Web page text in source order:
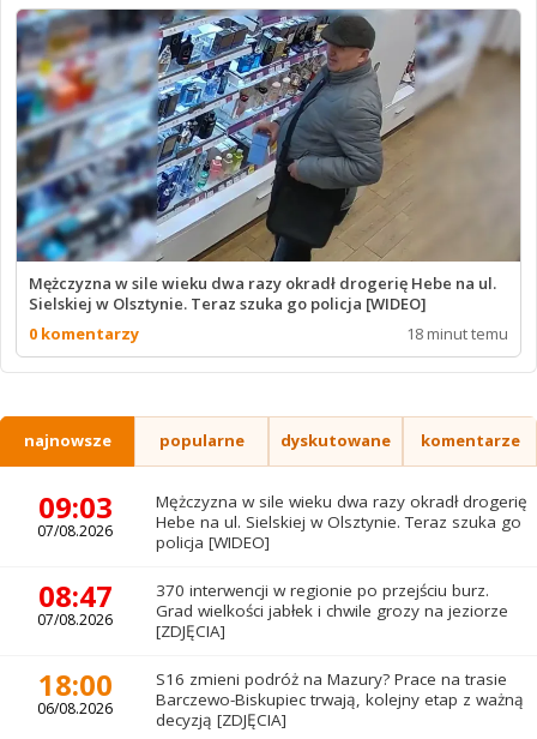
Mężczyzna w sile wieku dwa razy okradł drogerię Hebe na ul.
Sielskiej w Olsztynie. Teraz szuka go policja [WIDEO]
0 komentarzy
18 minut temu
najnowsze popularne dyskutowane komentarze
09:03
07/08.2026
Mężczyzna w sile wieku dwa razy okradł drogerię
Hebe na ul. Sielskiej w Olsztynie. Teraz szuka go
policja [WIDEO]
08:47
07/08.2026
370 interwencji w regionie po przejściu burz.
Grad wielkości jabłek i chwile grozy na jeziorze
[ZDJĘCIA]
18:00
06/08.2026
S16 zmieni podróż na Mazury? Prace na trasie
Barczewo-Biskupiec trwają, kolejny etap z ważną
decyzją [ZDJĘCIA]